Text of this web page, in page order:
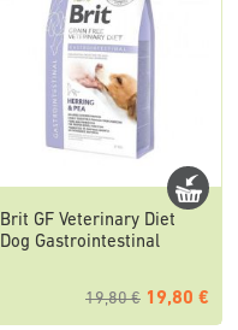
Brit GF Veterinary Diet
Dog Gastrointestinal
19,80 € 19,80 €